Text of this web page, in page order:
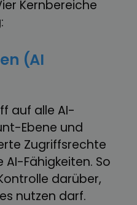
Kernbereiche
(AI
auf alle AI-
Ebene und
Zugriffsrechte
AI-Fähigkeiten. So
darüber,
nutzen darf.